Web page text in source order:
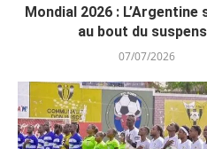
Mondial 2026 : L’Argentine
au bout du
07/07/2026